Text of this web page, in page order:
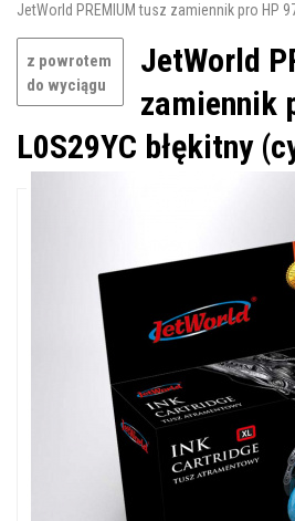
JetWorld PREMIUM tusz zamiennik pro HP
z powrotem
do wyciągu
JetWorld
zamiennik
L0S29YC błękitny